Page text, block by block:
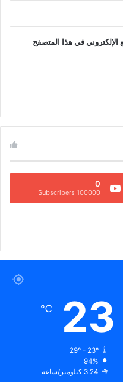
الإلكتروني في هذا المتصفح
0
100000 Subscribers
23
℃
29º - 23º
94%
3.24 كيلومتر/ساعة